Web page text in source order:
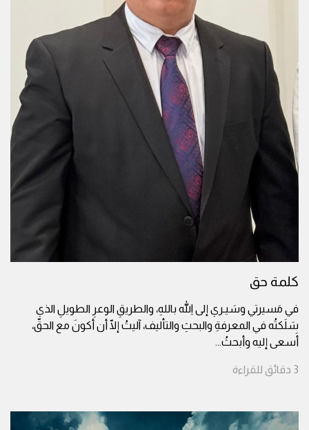
كلمة حق
في مَسيرتي وسَيـري إلى اللهِ باللهِ، والطريقِ الوعرِ الطويلِ الذي
سَلَكتُه في المعرفةِ والبحثِ والتأليف، آليتُ إلّا أن أكونَ مع الحقّ،
أَسعى إليه وأبحثُ...
3 دقائق للقراءة